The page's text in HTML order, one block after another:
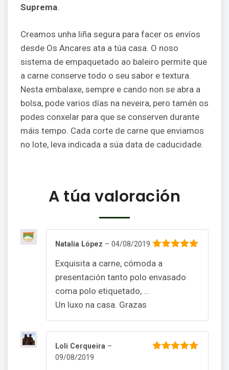
Suprema.
Creamos unha liña segura para facer os envíos
desde Os Ancares ata a túa casa. O noso
sistema de empaquetado ao baleiro permite que
a carne conserve todo o seu sabor e textura.
Nesta embalaxe, sempre e cando non se abra a
bolsa, pode varios días na neveira, pero tamén os
podes conxelar para que se conserven durante
máis tempo. Cada corte de carne que enviamos
no lote, leva indicada a súa data de caducidade.
A túa valoración
Natalia López – 04/08/2019
Exquisita a carne, cómoda a
presentación tanto polo envasado
coma polo etiquetado, …
Un luxo na casa. Grazas
Loli Cerqueira –
09/08/2019